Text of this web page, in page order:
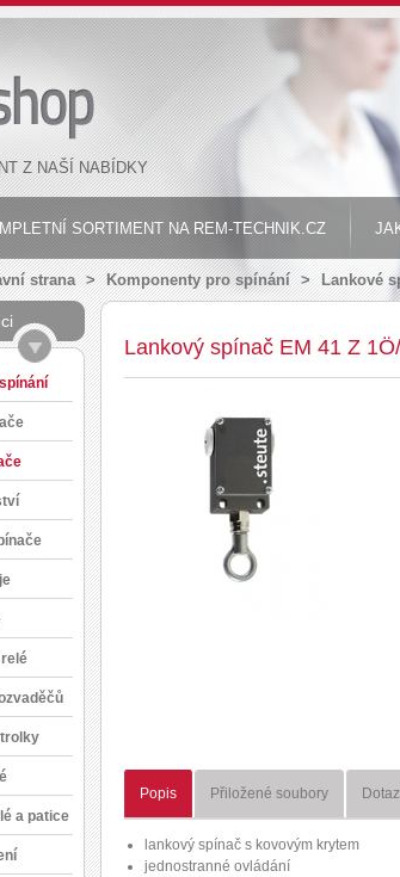
Z NAŠÍ NABÍDKY
SORTIMENT NA REM-TECHNIK.CZ
strana > Komponenty pro spínání > Lankové
a patice
Lankový spínač EM 41 Z
Popis Přiložené soubory Dotaz
lankový spínač s kovovým krytem
jednostranné ovládání